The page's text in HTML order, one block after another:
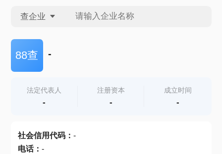
查企业
查企业
查产地
88查 -
法定代表人
-
注册资本
-
成立时间
-
社会信用代码： -
电话： -